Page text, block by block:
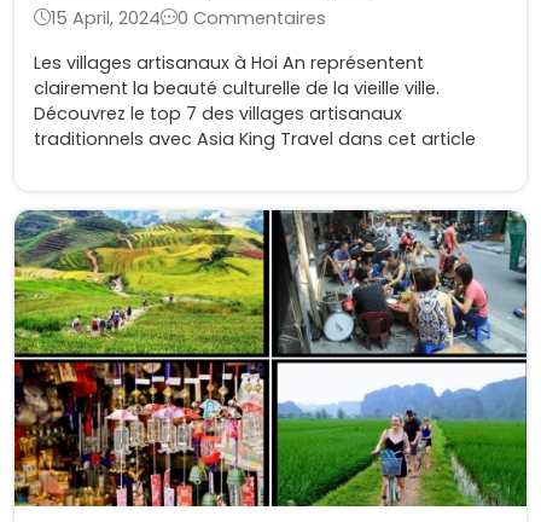
15 April, 2024
0 Commentaires
Les villages artisanaux à Hoi An représentent
clairement la beauté culturelle de la vieille ville.
Découvrez le top 7 des villages artisanaux
traditionnels avec Asia King Travel dans cet article